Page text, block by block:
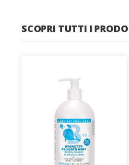
SCOPRI TUTTI I